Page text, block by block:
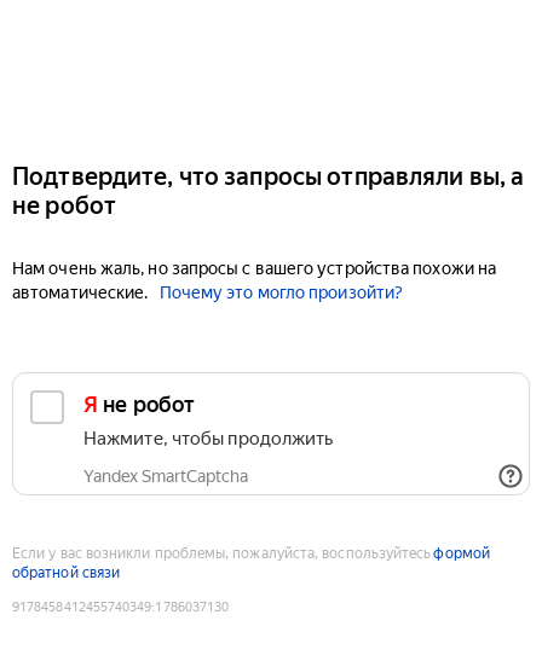
Подтвердите, что запросы отправляли вы, а
не робот
Нам очень жаль, но запросы с вашего устройства похожи на
автоматические.
Почему это могло произойти?
Я не робот
Нажмите, чтобы продолжить
Yandex SmartCaptcha
Если у вас возникли проблемы, пожалуйста, воспользуйтесьформой
обратной связи
9178458412455740349:1786037130